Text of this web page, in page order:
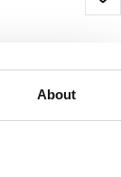
About